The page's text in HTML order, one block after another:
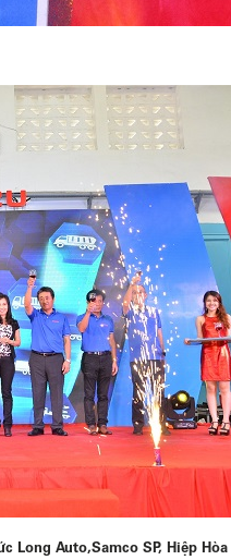
Long Auto,Samco SP, Hiệp Hòa